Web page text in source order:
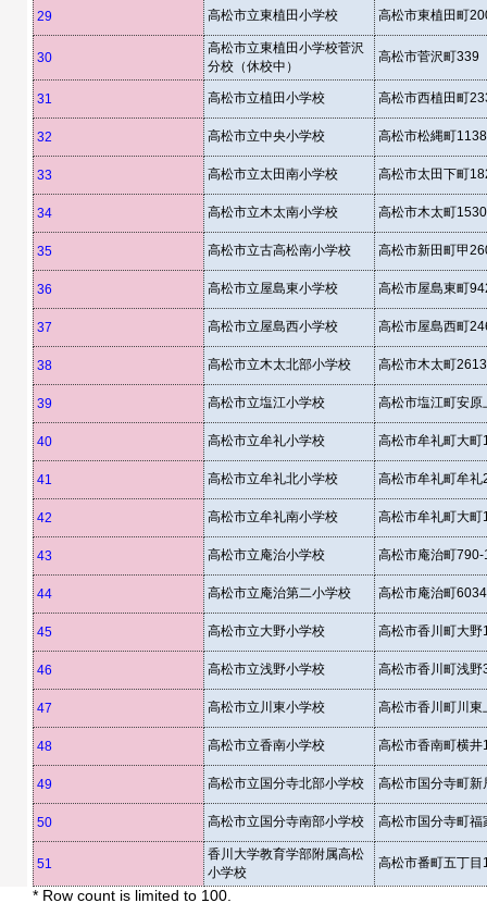
29 高松市立東植田小学校 高松市東植田町
30
高松市立東植田小学校菅沢
分校（休校中）
高松市菅沢町339
31 高松市立植田小学校 高松市西植田町
32 高松市立中央小学校 高松市松縄町1138
33 高松市立太田南小学校 高松市太田下町
34 高松市立木太南小学校 高松市木太町
35 高松市立古高松南小学校 高松市新田町甲
36 高松市立屋島東小学校 高松市屋島東町
37 高松市立屋島西小学校 高松市屋島西町
38 高松市立木太北部小学校 高松市木太町2613
39 高松市立塩江小学校 高松市塩江町安原
40 高松市立牟礼小学校 高松市牟礼町大町
41 高松市立牟礼北小学校 高松市牟礼町牟礼
42 高松市立牟礼南小学校 高松市牟礼町大町
43 高松市立庵治小学校 高松市庵治町790-
44 高松市立庵治第二小学校 高松市庵治町
45 高松市立大野小学校 高松市香川町大野
46 高松市立浅野小学校 高松市香川町浅野
47 高松市立川東小学校 高松市香川町川
48 高松市立香南小学校 高松市香南町横井
49 高松市立国分寺北部小学校 高松市国分寺町新
50 高松市立国分寺南部小学校 高松市国分寺町福
51
香川大学教育学部附属高松
小学校
高松市番町五丁目
* Row count is limited to 100.